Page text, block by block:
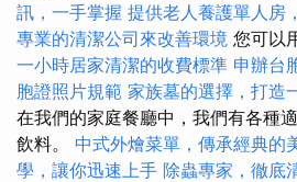
訊，一手掌握 提供老人養護單人房
專業的清潔公司來改善環境 您可以
一小時居家清潔的收費標準 申辦台
胞證照片規範 家族墓的選擇，打造
在我們的家庭餐廳中，我們有各種
飲料。 中式外燴菜單，傳承經典的
學，讓你迅速上手 除蟲專家，徹底